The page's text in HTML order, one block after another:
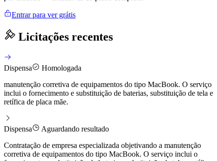
Entrar para ver grátis
Licitações recentes
Dispensa
Homologada
manutenção corretiva de equipamentos do tipo MacBook. O serviço
inclui o fornecimento e substituição de baterias, substituição de tela e
retífica de placa mãe.
Dispensa
Aguardando resultado
Contratação de empresa especializada objetivando a manutenção
corretiva de equipamentos do tipo MacBook. O serviço inclui o